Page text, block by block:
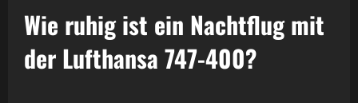
Wie ruhig ist ein Nachtflug mit
der Lufthansa 747-400?